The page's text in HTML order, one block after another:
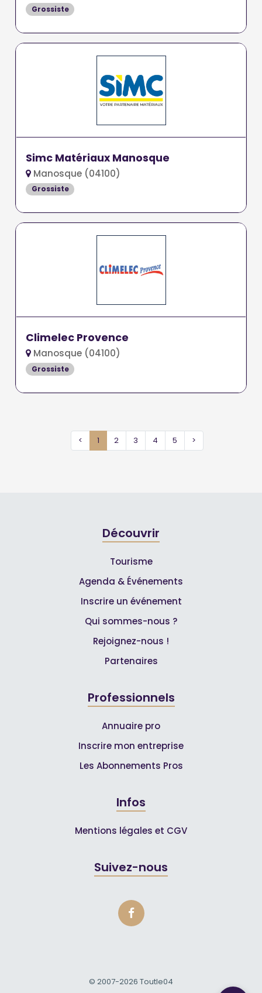
Grossiste
Simc Matériaux Manosque
Manosque (04100)
Grossiste
Climelec Provence
Manosque (04100)
Grossiste
< 1 2 3 4 5 >
Découvrir
Tourisme
Agenda & Événements
Inscrire un événement
Qui sommes-nous ?
Rejoignez-nous !
Partenaires
Professionnels
Annuaire pro
Inscrire mon entreprise
Les Abonnements Pros
Infos
Mentions légales et CGV
Suivez-nous
© 2007-2026 Toutle04